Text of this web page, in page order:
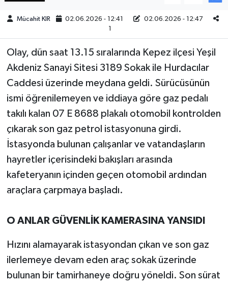
Mücahit KIR 02.06.2026 - 12:41
02.06.2026 - 12:47
1
Olay, dün saat 13.15 sıralarında Kepez ilçesi Yeşil
Akdeniz Sanayi Sitesi 3189 Sokak ile Hurdacılar
Caddesi üzerinde meydana geldi. Sürücüsünün
ismi öğrenilemeyen ve iddiaya göre gaz pedalı
takılı kalan 07 E 8688 plakalı otomobil kontrolden
çıkarak son gaz petrol istasyonuna girdi.
İstasyonda bulunan çalışanlar ve vatandaşların
hayretler içerisindeki bakışları arasında
kafeteryanın içinden geçen otomobil ardından
araçlara çarpmaya başladı.
O ANLAR GÜVENLİK KAMERASINA YANSIDI
Hızını alamayarak istasyondan çıkan ve son gaz
ilerlemeye devam eden araç sokak üzerinde
bulunan bir tamirhaneye doğru yöneldi. Son sürat
Yaşam
KAHRAMANMARAŞ